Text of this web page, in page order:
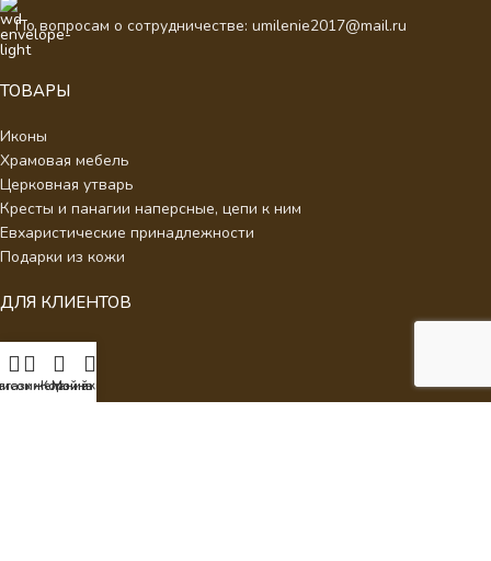
По вопросам о сотрудничестве: umilenie2017@mail.ru
ТОВАРЫ
Иконы
Храмовая мебель
Церковная утварь
Кресты и панагии наперсные, цепи к ним
Евхаристические принадлежности
Подарки из кожи
ДЛЯ КЛИЕНТОВ
О нас
Отзывы
Новостижеланий
Корзина
Мой аккаунт